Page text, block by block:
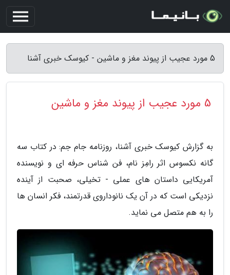
5 مورد عجیب از پیوند مغز و ماشین - کیوسک خبری آشنا
5 مورد عجیب از پیوند مغز و ماشین
به گزارش کیوسک خبری آشنا، روزنامه جام جم: در کتاب سه
گانه نکسوس اثر رامِز نام، فن شناس حرفه ای و نویسنده
آمریکایی داستان های عملی - تخیلی، صحبت از آینده
نزدیکی است که در آن یک نانوداروی قدرتمند، فکر انسان ها
را به هم متصل می نماید.